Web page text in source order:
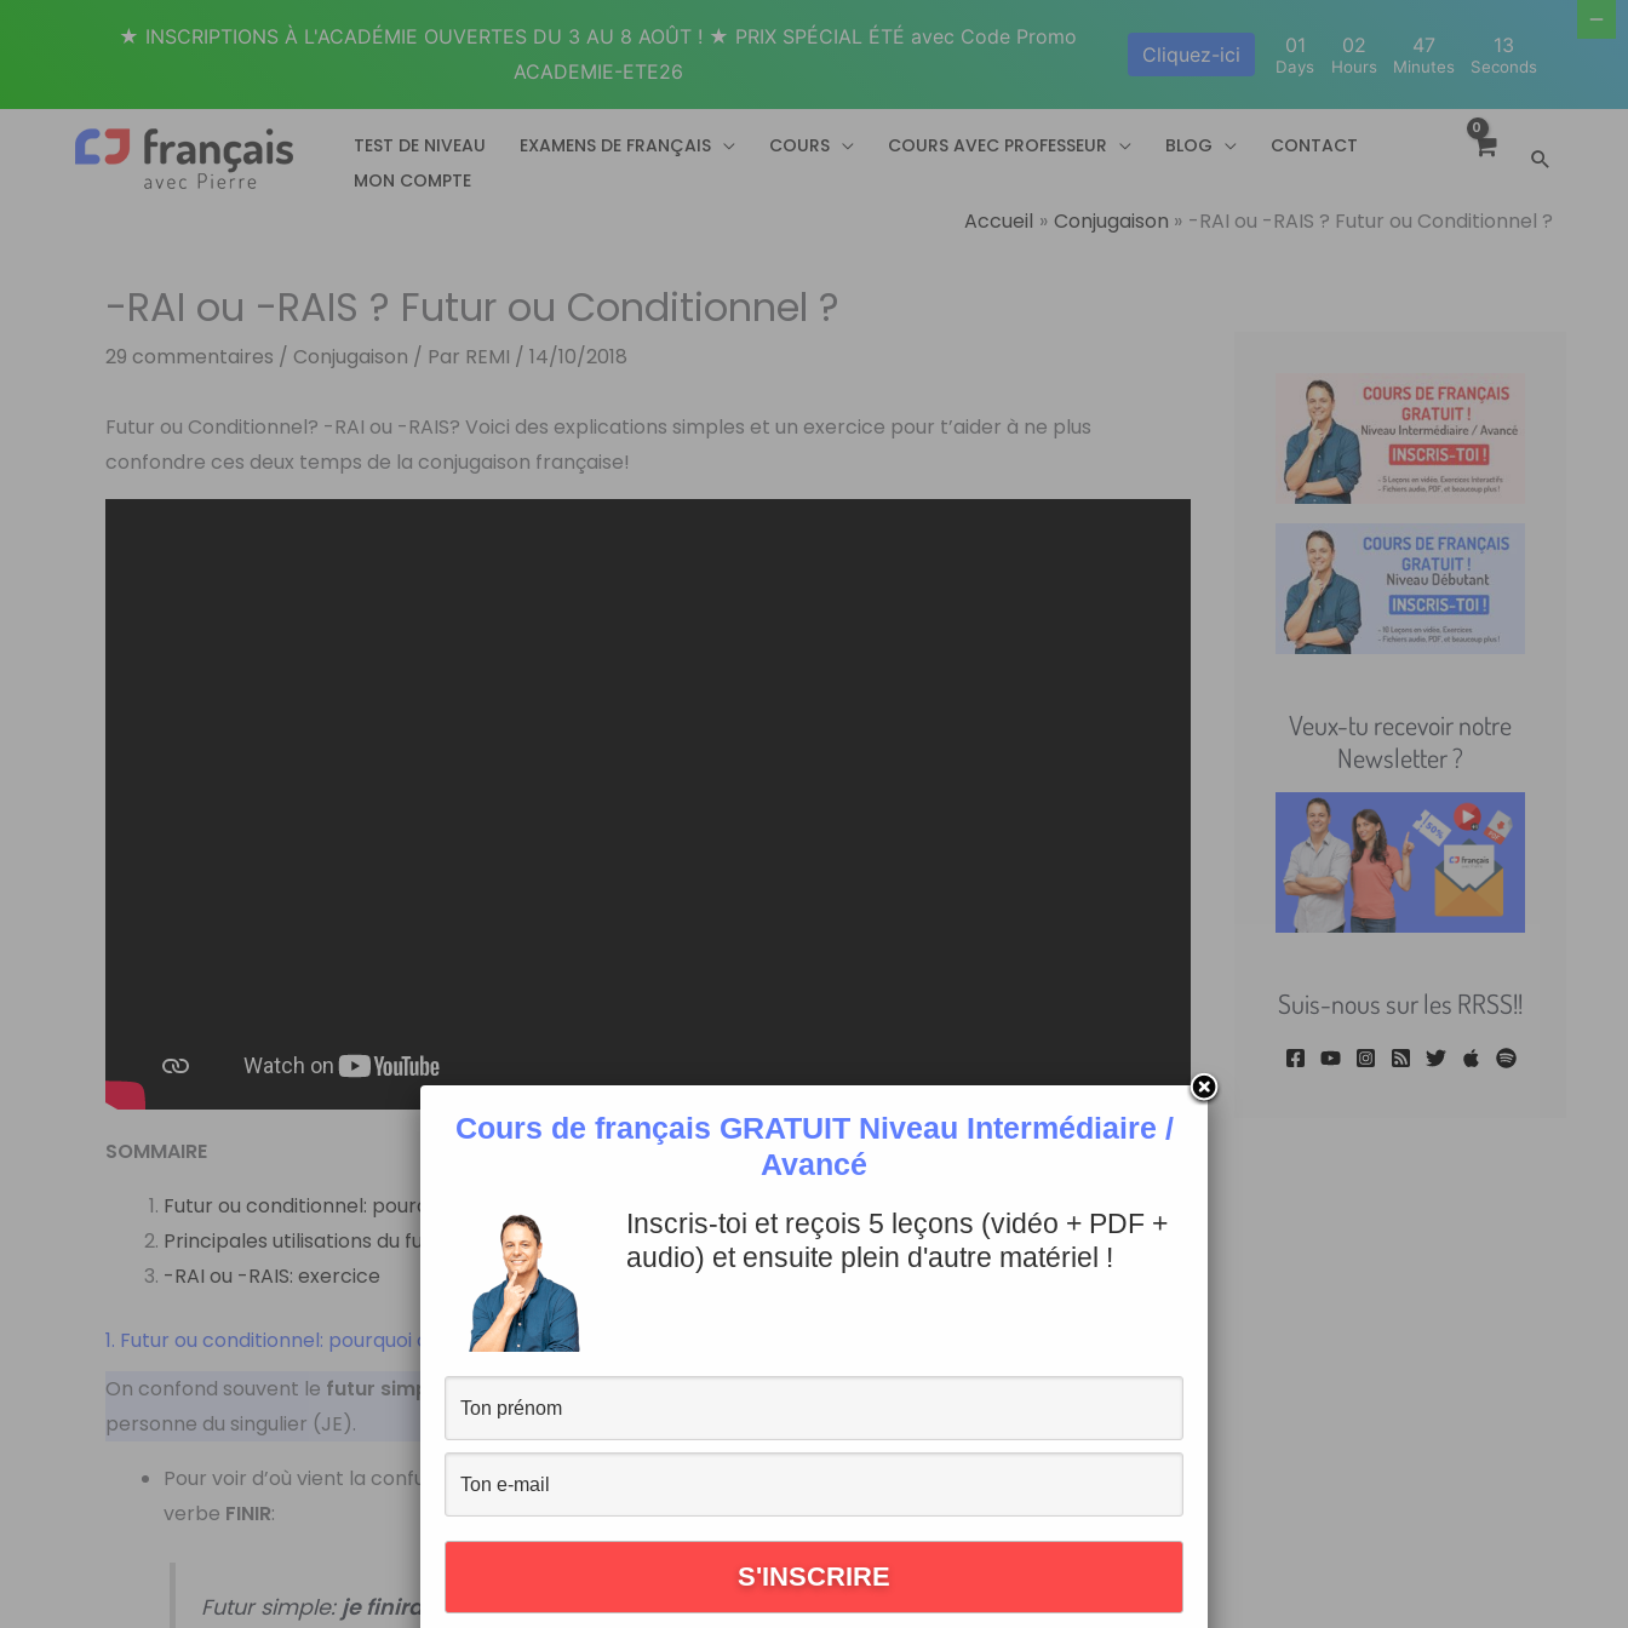
TEST DE NIVEAU EXAMENS DE FRANÇAIS COURS COURS AVEC PROFESSEUR BLOG
CONTACT
MON COMPTE
Accueil Conjugaison -RAI ou -RAIS ? Futur ou Conditionnel ?
-RAI ou -RAIS ? Futur ou Conditionnel ?
29 commentaires / Conjugaison / Par REMI /14/10/2018
Futur ou Conditionnel? -RAI ou -RAIS? Voici des explications simples et un exercice pour t’aider à ne plus
confondre ces deux temps de la conjugaison française!
SOMMAIRE
Futur ou conditionnel: pourquoi on les confond?
Principales utilisations du futur et du conditionnel
-RAI ou -RAIS: exercice
1. Futur ou conditionnel: pourquoi on les confond?
On confond souvent le futur simple
personne du singulier (JE).
Pour voir d’où vient la confusion entrefutur et conditionnel
verbe FINIR:
Futur simple: je finirai , tu finiras, il/elle finira, nous finirons, vous finirez, ils/elles finiront.
Veux-tu recevoir notre
Newsletter ?
Suis-nous sur les RRSS!!
Cours de français GRATUIT Niveau Intermédiaire /
Avancé
Inscris-toi et reçois 5 leçons (vidéo + PDF +
audio) et ensuite plein d'autre matériel !
★ INSCRIPTIONS À L'ACADÉMIE OUVERTES DU 3 AU 8 AOÛT ! ★ PRIX SPÉCIAL ÉTÉ avec Code Promo
ACADEMIE-ETE26
Cliquez-ici 01
Days
02
Hours
47
Minutes
12
Seconds